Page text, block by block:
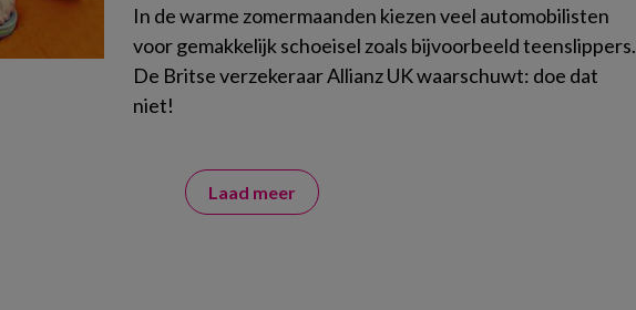
In de warme zomermaanden kiezen veel automobilisten
voor gemakkelijk schoeisel zoals bijvoorbeeld teenslippers.
De Britse verzekeraar Allianz UK waarschuwt: doe dat
niet!
Laad meer